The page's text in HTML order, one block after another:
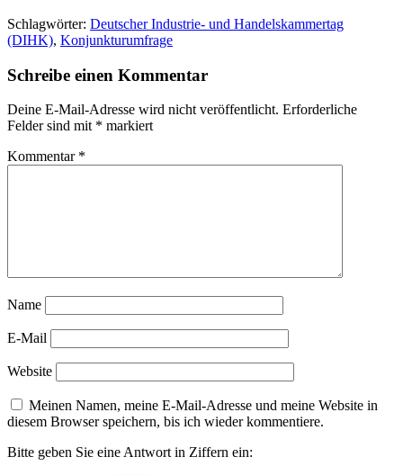
Schlagwörter: Deutscher Industrie- und Handelskammertag
(DIHK), Konjunkturumfrage
Schreibe einen Kommentar
Deine E-Mail-Adresse wird nicht veröffentlicht. Erforderliche
Felder sind mit * markiert
Kommentar *
Name
E-Mail
Website
Meinen Namen, meine E-Mail-Adresse und meine Website in
diesem Browser speichern, bis ich wieder kommentiere.
Bitte geben Sie eine Antwort in Ziffern ein: